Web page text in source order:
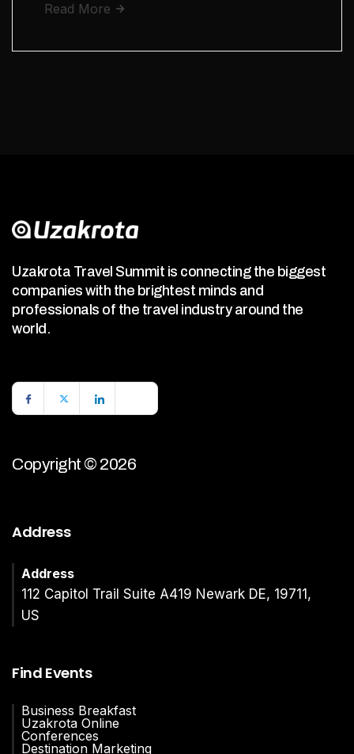
Read More
Uzakrota Travel Summit is connecting the biggest
companies with the brightest minds and
professionals of the travel industry around the
world.
Copyright © 2026
Address
Address
112 Capitol Trail Suite A419 Newark DE, 19711,
US
Find Events
Business Breakfast
Uzakrota Online
Conferences
Destination Marketing